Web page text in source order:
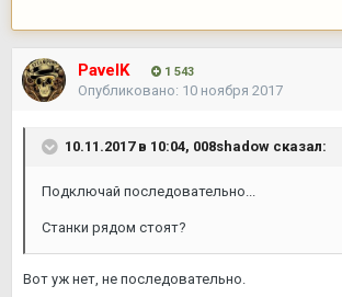
PavelK 1 543
Опубликовано: 10 ноября 2017
10.11.2017 в 10:04, 008shadow сказал:
Подключай последовательно...
Станки рядом стоят?
Вот уж нет, не последовательно.